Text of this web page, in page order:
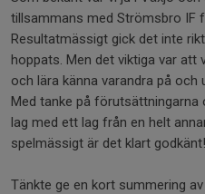
tillsammans med Strömsbro IF
Resultatmässigt gick det inte
hoppats. Men det viktiga var att
och lära känna varandra på och
Med tanke på
lag med ett lag från en helt
spelmässigt är det klart godkänt!
Tänkte ge en kort summering